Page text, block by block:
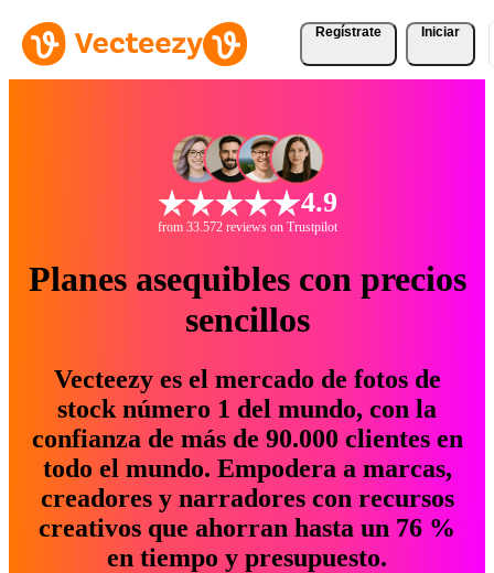
Regístrate Iniciar
4.9
from 33.572 reviews on Trustpilot
Planes asequibles con precios
sencillos
Vecteezy es el mercado de fotos de
stock número 1 del mundo, con la
confianza de más de 90.000 clientes en
todo el mundo. Empodera a marcas,
creadores y narradores con recursos
creativos que ahorran hasta un 76 %
en tiempo y presupuesto.